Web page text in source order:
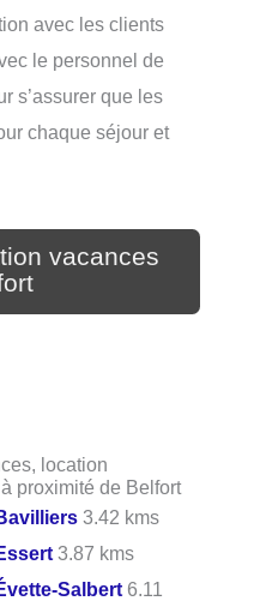
avec les clients
le personnel de
s’assurer que les
chaque séjour et
vacances
location
proximité de Belfort
3.42 kms
3.87 kms
Salbert 6.11